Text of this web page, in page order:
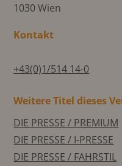
1030 Wien
Kontakt
+43(0)1/514 14-0
Weitere Titel dieses
DIE PRESSE / PREMIUM
DIE PRESSE / I-PRESSE
DIE PRESSE / FAHRSTIL